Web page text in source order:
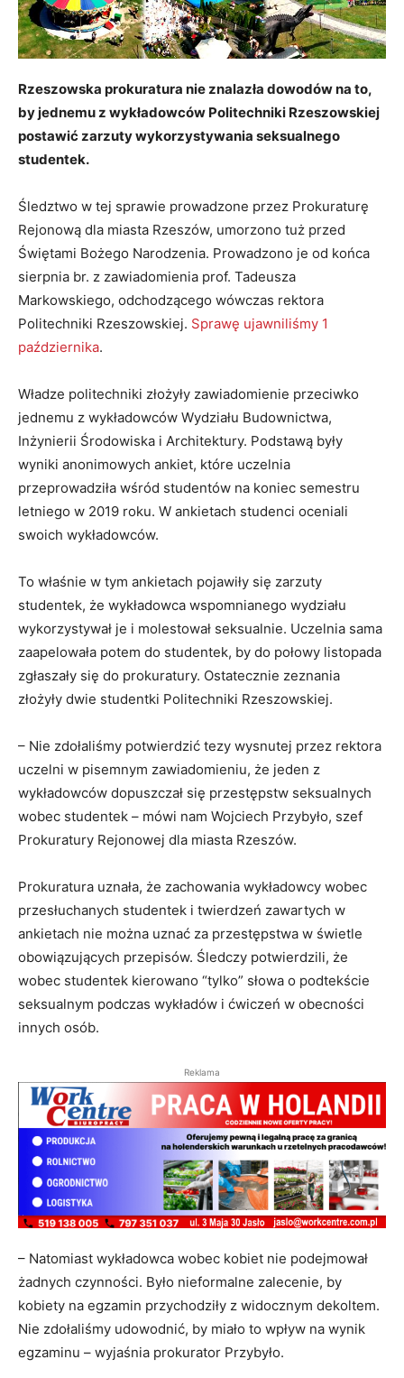
Rzeszowska prokuratura nie znalazła dowodów na to,
by jednemu z wykładowców Politechniki Rzeszowskiej
postawić zarzuty wykorzystywania seksualnego
studentek.
Śledztwo w tej sprawie prowadzone przez Prokuraturę
Rejonową dla miasta Rzeszów, umorzono tuż przed
Świętami Bożego Narodzenia. Prowadzono je od końca
sierpnia br. z zawiadomienia prof. Tadeusza
Markowskiego, odchodzącego wówczas rektora
Politechniki Rzeszowskiej. Sprawę ujawniliśmy 1
października.
Władze politechniki złożyły zawiadomienie przeciwko
jednemu z wykładowców Wydziału Budownictwa,
Inżynierii Środowiska i Architektury. Podstawą były
wyniki anonimowych ankiet, które uczelnia
przeprowadziła wśród studentów na koniec semestru
letniego w 2019 roku. W ankietach studenci oceniali
swoich wykładowców.
To właśnie w tym ankietach pojawiły się zarzuty
studentek, że wykładowca wspomnianego wydziału
wykorzystywał je i molestował seksualnie. Uczelnia sama
zaapelowała potem do studentek, by do połowy listopada
zgłaszały się do prokuratury. Ostatecznie zeznania
złożyły dwie studentki Politechniki Rzeszowskiej.
– Nie zdołaliśmy potwierdzić tezy wysnutej przez rektora
uczelni w pisemnym zawiadomieniu, że jeden z
wykładowców dopuszczał się przestępstw seksualnych
wobec studentek – mówi nam Wojciech Przybyło, szef
Prokuratury Rejonowej dla miasta Rzeszów.
Prokuratura uznała, że zachowania wykładowcy wobec
przesłuchanych studentek i twierdzeń zawartych w
ankietach nie można uznać za przestępstwa w świetle
obowiązujących przepisów. Śledczy potwierdzili, że
wobec studentek kierowano “tylko” słowa o podtekście
seksualnym podczas wykładów i ćwiczeń w obecności
innych osób.
Reklama
– Natomiast wykładowca wobec kobiet nie podejmował
żadnych czynności. Było nieformalne zalecenie, by
kobiety na egzamin przychodziły z widocznym dekoltem.
Nie zdołaliśmy udowodnić, by miało to wpływ na wynik
egzaminu – wyjaśnia prokurator Przybyło.